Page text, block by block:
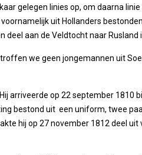
gelegen linies op, om daarna linie
uit Hollanders
aan de Veldtocht naar Rusland
we geen jongemannen uit
. Hij arriveerde op 22 september 1810
bestond uit een uniform, twee
hij op 27 november 1812 deel uit